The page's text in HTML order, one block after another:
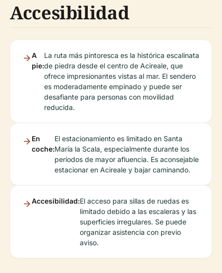
Accesibilidad
A
pie:
La ruta más pintoresca es la histórica escalinata
de piedra desde el centro de Acireale, que
ofrece impresionantes vistas al mar. El sendero
es moderadamente empinado y puede ser
desafiante para personas con movilidad
reducida.
En
coche:
El estacionamiento es limitado en Santa
María la Scala, especialmente durante los
períodos de mayor afluencia. Es aconsejable
estacionar en Acireale y bajar caminando.
Accesibilidad:El acceso para sillas de ruedas es
limitado debido a las escaleras y las
superficies irregulares. Se puede
organizar asistencia con previo
aviso.